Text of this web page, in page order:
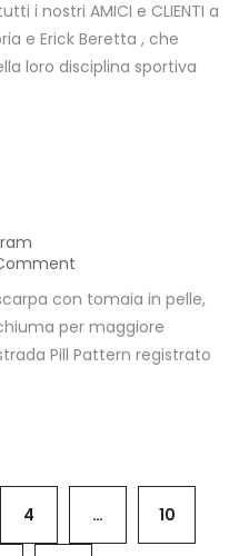
i nostri AMICI e CLIENTI a
e Erick Beretta , che
loro disciplina sportiva
con tomaia in pelle,
per maggiore
Pill Pattern registrato
4 … 10